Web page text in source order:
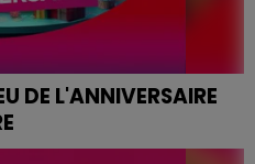
DE L'ANNIVERSAIRE
20 NOVEMBRE